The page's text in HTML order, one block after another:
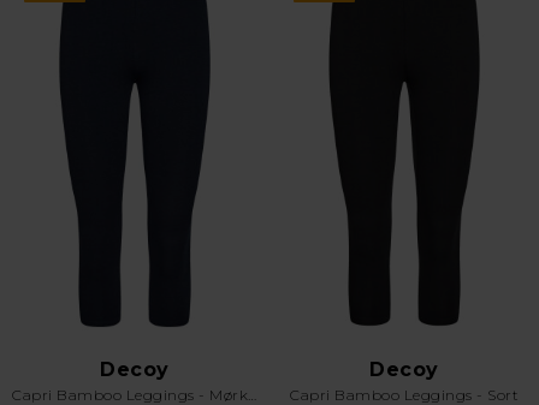
Decoy
Capri Bamboo Leggings - Mørkeblå
Decoy
Capri Bamboo Leggings - Sort